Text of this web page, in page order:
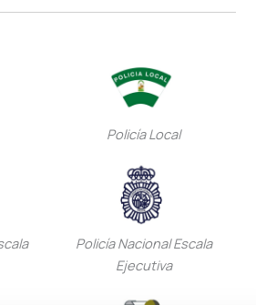
Policía Local
Policía Nacional Escala
Ejecutiva